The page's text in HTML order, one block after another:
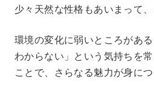
少々天然な性格もあいまって、
環境の変化に弱いところがあ
わからない」という気持ちを
ことで、さらなる魅力が身につ